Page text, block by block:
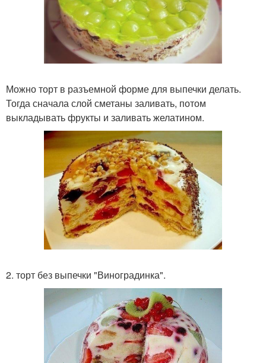
Можно торт в разъемной форме для выпечки делать.
Тогда сначала слой сметаны заливать, потом
выкладывать фрукты и заливать желатином.
2. торт без выпечки "Виноградинка".